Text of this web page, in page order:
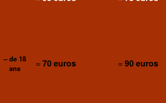
– de 18
ans
=70 euros =90 euros